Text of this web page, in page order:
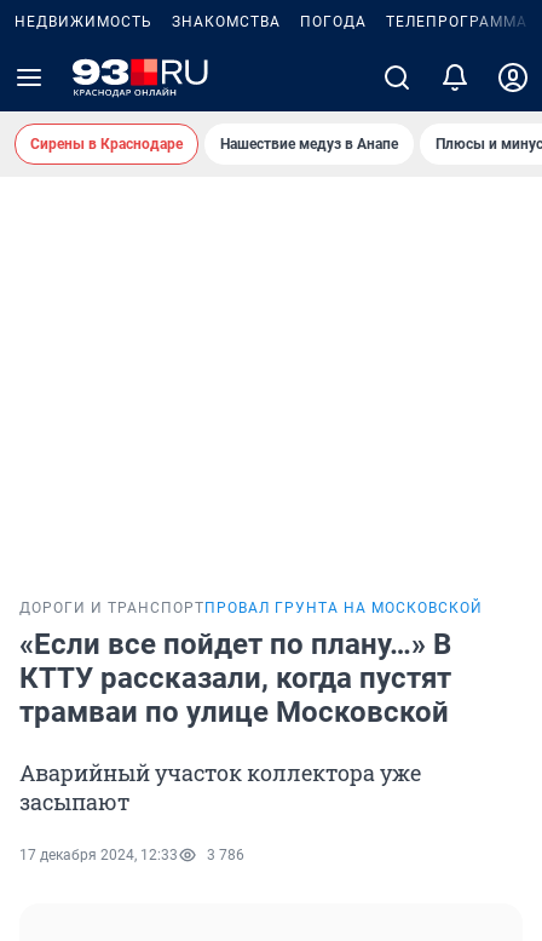
НЕДВИЖИМОСТЬ ЗНАКОМСТВА ПОГОДА ТЕЛЕПРОГРАММА
Сирены в Краснодаре Нашествие медуз в Анапе Плюсы и
ДОРОГИ И ТРАНСПОРТ ПРОВАЛ ГРУНТА НА МОСКОВСКОЙ
«Если все пойдет по плану…» В
КТТУ рассказали, когда пустят
трамваи по улице Московской
Аварийный участок коллектора уже
засыпают
17 декабря 2024, 12:33 3 786